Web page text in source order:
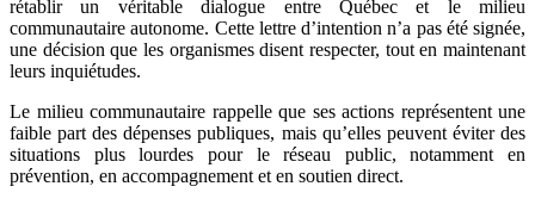
rétablir un véritable dialogue entre Québec et le milieu
communautaire autonome. Cette lettre d’intention n’a pas été signée,
une décision que les organismes disent respecter, tout en maintenant
leurs inquiétudes.
Le milieu communautaire rappelle que ses actions représentent une
faible part des dépenses publiques, mais qu’elles peuvent éviter des
situations plus lourdes pour le réseau public, notamment en
prévention, en accompagnement et en soutien direct.